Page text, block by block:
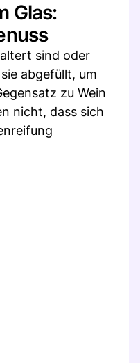
Glas:
sind oder
abgefüllt, um
zu Wein
nicht, dass sich